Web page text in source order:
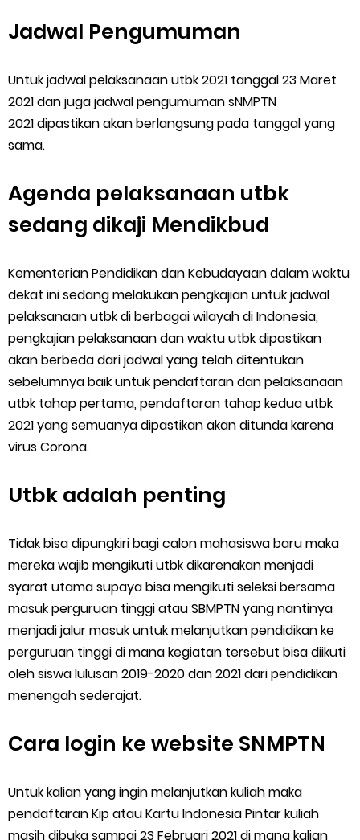
Jadwal Pengumuman
Untuk jadwal pelaksanaan utbk 2021 tanggal 23 Maret
2021 dan juga jadwal pengumuman sNMPTN
2021 dipastikan akan berlangsung pada tanggal yang
sama.
Agenda pelaksanaan utbk
sedang dikaji Mendikbud
Kementerian Pendidikan dan Kebudayaan dalam waktu
dekat ini sedang melakukan pengkajian untuk jadwal
pelaksanaan utbk di berbagai wilayah di Indonesia,
pengkajian pelaksanaan dan waktu utbk dipastikan
akan berbeda dari jadwal yang telah ditentukan
sebelumnya baik untuk pendaftaran dan pelaksanaan
utbk tahap pertama, pendaftaran tahap kedua utbk
2021 yang semuanya dipastikan akan ditunda karena
virus Corona.
Utbk adalah penting
Tidak bisa dipungkiri bagi calon mahasiswa baru maka
mereka wajib mengikuti utbk dikarenakan menjadi
syarat utama supaya bisa mengikuti seleksi bersama
masuk perguruan tinggi atau SBMPTN yang nantinya
menjadi jalur masuk untuk melanjutkan pendidikan ke
perguruan tinggi di mana kegiatan tersebut bisa diikuti
oleh siswa lulusan 2019-2020 dan 2021 dari pendidikan
menengah sederajat.
Cara login ke website SNMPTN
Untuk kalian yang ingin melanjutkan kuliah maka
pendaftaran Kip atau Kartu Indonesia Pintar kuliah
masih dibuka sampai 23 Februari 2021 di mana kalian